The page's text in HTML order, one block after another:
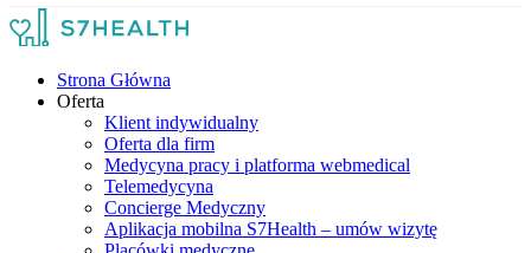
Strona Główna
Oferta
Klient indywidualny
Oferta dla firm
Medycyna pracy i platforma webmedical
Telemedycyna
Concierge Medyczny
Aplikacja mobilna S7Health – umów wizytę